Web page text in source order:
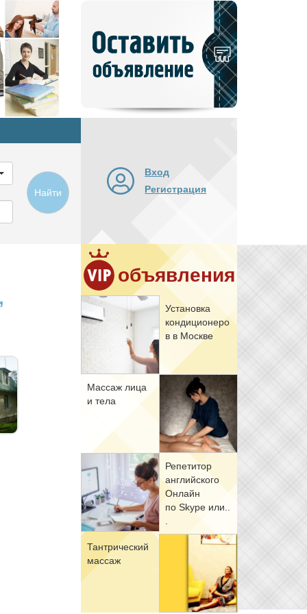
объявление
Найти
Вход
Регистрация
объявления
Уста­нов­ка
кон­ди­ци­о­не­ро
в в Москве
Мас­саж ли­ца
и те­ла
Ре­пе­ти­тор
ан­глий­ско­го
Он­лайн
по Skype или..
Тан­три­че­ский
мас­саж